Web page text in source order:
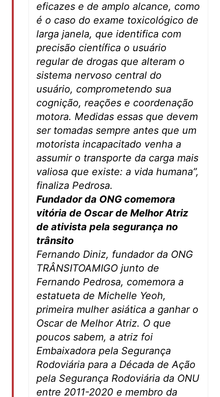
eficazes e de amplo alcance, como
é o caso do exame toxicológico de
larga janela, que identifica com
precisão científica o usuário
regular de drogas que alteram o
sistema nervoso central do
usuário, comprometendo sua
cognição, reações e coordenação
motora. Medidas essas que devem
ser tomadas sempre antes que um
motorista incapacitado venha a
assumir o transporte da carga mais
valiosa que existe: a vida humana”,
finaliza Pedrosa.
Fundador da ONG comemora
vitória de Oscar de Melhor Atriz
de ativista pela segurança no
trânsito
Fernando Diniz, fundador da ONG
TRÂNSITOAMIGO junto de
Fernando Pedrosa, comemora a
estatueta de Michelle Yeoh,
primeira mulher asiática a ganhar o
Oscar de Melhor Atriz. O que
poucos sabem, a atriz foi
Embaixadora pela Segurança
Rodoviária para a Década de Ação
pela Segurança Rodoviária da ONU
entre 2011-2020 e membro da